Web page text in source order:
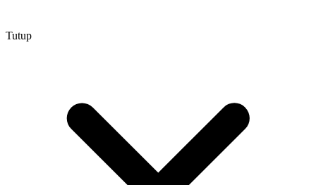
Tutup